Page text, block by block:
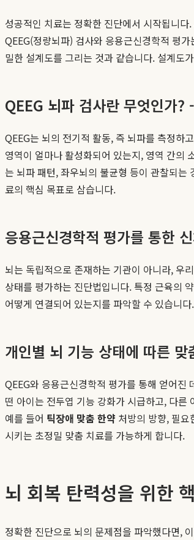
성공적인 치료는 정확한 진단에서 시작됩니다.
QEEG(정량뇌파) 검사와 응용근신경학적 평
밀한 설계도를 그리는 것과 같습니다. 설계도
QEEG 뇌파 검사란 무엇인가
QEEG는 뇌의 전기적 활동, 즉 뇌파를 측정하
영역이 얼마나 활성화되어 있는지, 영역 간의
는 뇌파 패턴, 좌우뇌의 불균형 등이 관찰되는
료의 핵심 목표로 삼습니다.
응용근신경학적 평가를 통한
뇌는 독립적으로 존재하는 기관이 아니라,
상태를 평가하는 진단법입니다. 특정 근육의
어떻게 연결되어 있는지를 파악할 수 있습니
개인별 뇌 기능 상태에 따른 맞
QEEG와 응용근신경학적 평가를 통해 얻어
떤 아이는 전두엽 기능 강화가 시급하고, 다
예를 들어 틱장애 맞춤 한약 처방의 방향, 필
시키는 초정밀 맞춤 치료를 가능하게 합니다.
뇌 회복 탄력성을 위한
정확한 진단으로 뇌의 문제점을 파악했다면,